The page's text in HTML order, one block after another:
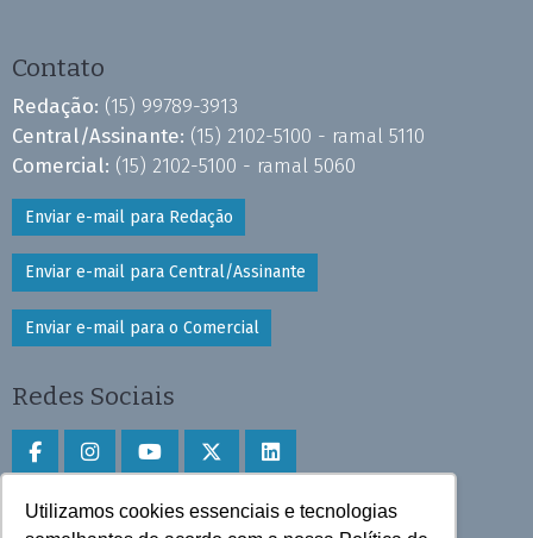
Utilizamos cookies essenciais e tecnologias
Contato
Redação: (15) 99789-3913
Central/Assinante: (15) 2102-5100 - ramal 5110
Comercial: (15) 2102-5100 - ramal 5060
Enviar e-mail para Redação
Enviar e-mail para Central/Assinante
Enviar e-mail para o Comercial
Redes Sociais
Faça download do aplicativo